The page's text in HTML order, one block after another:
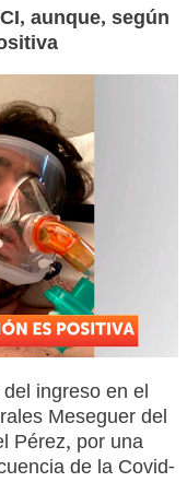
aunque, según
ingreso en el
Meseguer del
Pérez, por una
de la Covid-